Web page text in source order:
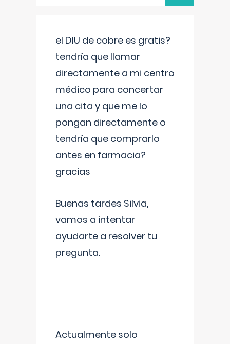
el DIU de cobre es gratis?
tendría que llamar
directamente a mi centro
médico para concertar
una cita y que me lo
pongan directamente o
tendría que comprarlo
antes en farmacia?
gracias
Buenas tardes Silvia,
vamos a intentar
ayudarte a resolver tu
pregunta.
Actualmente solo